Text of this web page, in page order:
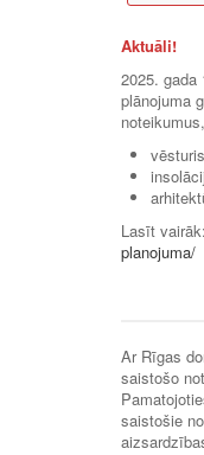
Aktuāli!
2025. gada
plānojuma
Lasīt vairāk:
planojuma/
Ar Rīgas
saistošo
saistošie